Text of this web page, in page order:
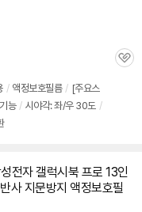
관
/ 액정보호필름 / [주요스
능 / 시야각: 좌/우 30도 /
전자 갤럭시북 프로 13인
사 지문방지 액정보호필